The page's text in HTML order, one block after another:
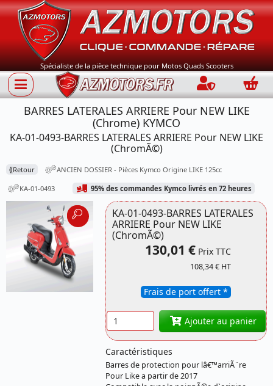
Spécialiste de la pièce technique pour Motos Quads Scooters
Connection
BARRES LATERALES ARRIERE Pour NEW LIKE
(Chrome) KYMCO
KA-01-0493-BARRES LATERALES ARRIERE Pour NEW LIKE
(ChromÃ©)
⟪Retour ANCIEN DOSSIER - Pièces Kymco Origine LIKE 125cc
KA-01-0493 95% des commandes Kymco livrés en 72 heures
Référence 0475/C
KA-01-0493-BARRES LATERALES
ARRIERE Pour NEW LIKE
(ChromÃ©)
130,01 € Prix TTC
108,34 € HT
Frais de port offert *
Quantité Ajouter au panier
Caractéristiques
Barres de protection pour lâ€™arriÃ¨re
Pour Like a partir de 2017